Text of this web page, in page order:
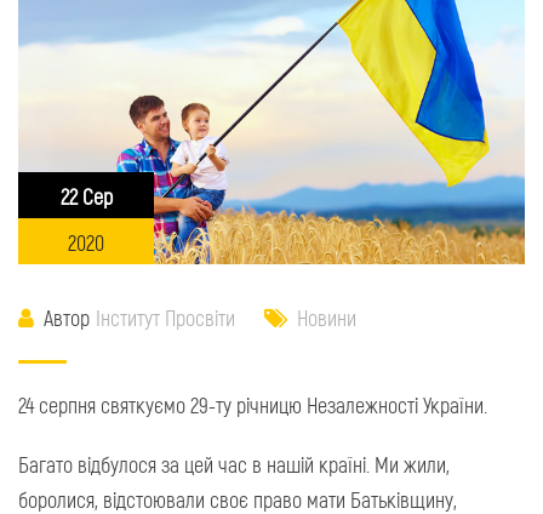
22 Сер
2020
Автор Інститут Просвіти Новини
24 серпня святкуємо 29-ту річницю Незалежності України.
Багато відбулося за цей час в нашій країні. Ми жили,
боролися, відстоювали своє право мати Батьківщину,